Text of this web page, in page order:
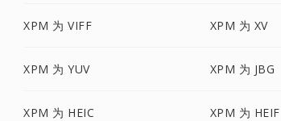
XPM 为 VIFF XPM 为 XV
XPM 为 YUV XPM 为 JBG
XPM 为 HEIC XPM 为 HEIF